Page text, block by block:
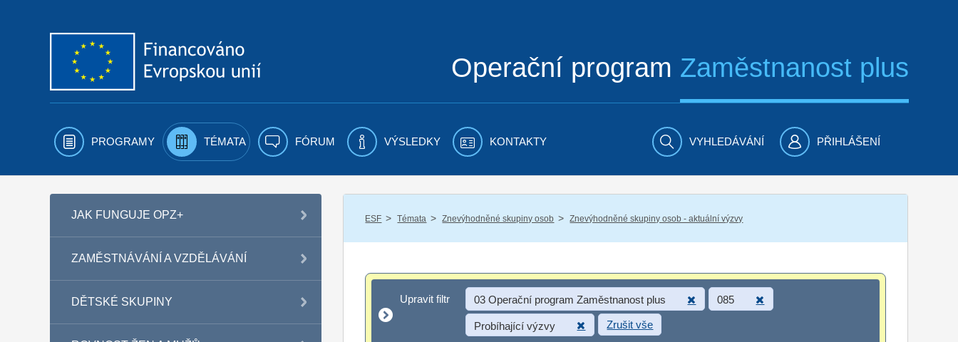
Operační program Zaměstnanost plus
PROGRAMY TÉMATA FÓRUM VÝSLEDKY KONTAKTY VYHLEDÁVÁNÍ PŘIHLÁŠENÍ
JAK FUNGUJE OPZ+
ZAMĚSTNÁVÁNÍ A VZDĚLÁVÁNÍ
DĚTSKÉ SKUPINY
ESF / Témata / Znevýhodněné skupiny osob / Znevýhodněné skupiny osob - aktuální výzvy
Upravit filtr
Upravit filtr 03 Operační program Zaměstnanost plus 085
Probíhající výzvy Zrušit vše